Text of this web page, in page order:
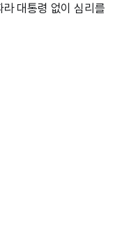
대통령 없이 심리를